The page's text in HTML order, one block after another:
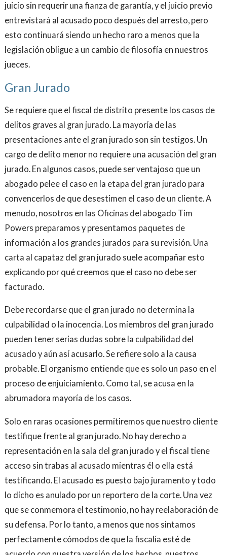
juicio sin requerir una fianza de garantía, y el juicio previo
entrevistará al acusado poco después del arresto, pero
esto continuará siendo un hecho raro a menos que la
legislación obligue a un cambio de filosofía en nuestros
jueces.
Gran Jurado
Se requiere que el fiscal de distrito presente los casos de
delitos graves al gran jurado. La mayoría de las
presentaciones ante el gran jurado son sin testigos. Un
cargo de delito menor no requiere una acusación del gran
jurado. En algunos casos, puede ser ventajoso que un
abogado pelee el caso en la etapa del gran jurado para
convencerlos de que desestimen el caso de un cliente. A
menudo, nosotros en las Oficinas del abogado Tim
Powers preparamos y presentamos paquetes de
información a los grandes jurados para su revisión. Una
carta al capataz del gran jurado suele acompañar esto
explicando por qué creemos que el caso no debe ser
facturado.
Debe recordarse que el gran jurado no determina la
culpabilidad o la inocencia. Los miembros del gran jurado
pueden tener serias dudas sobre la culpabilidad del
acusado y aún así acusarlo. Se refiere solo a la causa
probable. El organismo entiende que es solo un paso en el
proceso de enjuiciamiento. Como tal, se acusa en la
abrumadora mayoría de los casos.
Solo en raras ocasiones permitiremos que nuestro cliente
testifique frente al gran jurado. No hay derecho a
representación en la sala del gran jurado y el fiscal tiene
acceso sin trabas al acusado mientras él o ella está
testificando. El acusado es puesto bajo juramento y todo
lo dicho es anulado por un reportero de la corte. Una vez
que se conmemora el testimonio, no hay reelaboración de
su defensa. Por lo tanto, a menos que nos sintamos
perfectamente cómodos de que la fiscalía esté de